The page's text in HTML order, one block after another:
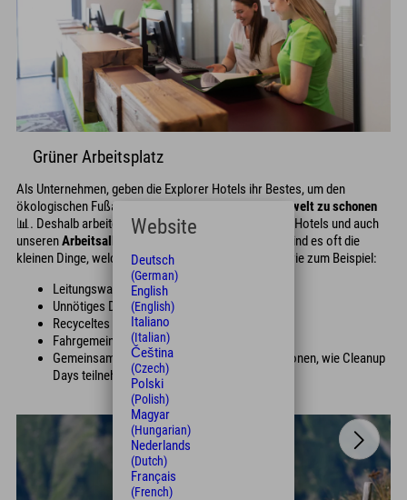
Grüner Arbeitsplatz
Als Unternehmen, geben die Explorer Hotels ihr Bestes, um den
ökologischen Fußabdruck zu minimieren und die
Umwelt zu schonen
📊. Deshalb arbeiten wir kontinuierlich daran, unsere Hotels und auch
unserenArbeitsalltag "grüner
" zu gestalten. Dabei sind es oft die
kleinen Dinge, welche jeder von uns beachten kann, wie zum Beispiel:
Leitungswasser trinken
Unnötiges Drucken & Kopieren vermeiden
Recyceltes Toilettenpapier benutzten
Fahrgemeinschaften bilden &
Gemeinsam als Kollegen an nachhaltigen Aktionen, wie Cleanup
Days teilnehmen
Website
Deutsch
(German)
English
(English)
Italiano
(Italian)
Čeština
(Czech)
Polski
(Polish)
Magyar
(Hungarian)
Nederlands
(Dutch)
Français
(French)